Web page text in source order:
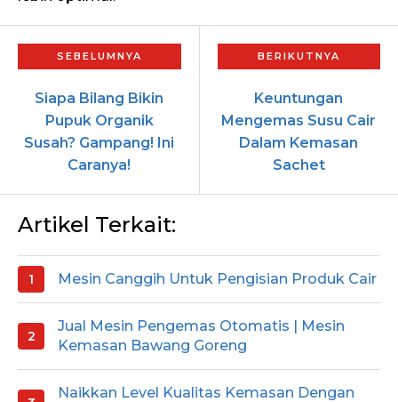
Siapa Bilang Bikin
Pupuk Organik
Susah? Gampang! Ini
Caranya!
Keuntungan
Mengemas Susu Cair
Dalam Kemasan
Sachet
Artikel Terkait:
Mesin Canggih Untuk Pengisian Produk Cair
Jual Mesin Pengemas Otomatis | Mesin
Kemasan Bawang Goreng
Naikkan Level Kualitas Kemasan Dengan